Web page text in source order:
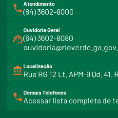
Atendimento
(64) 3602-8000
Ouvidoria Geral
(64) 3602-8080
Localização
Rua RG 12 Lt. APM-9 Qd.
Demais Telefones
Acessar lista completa de
i